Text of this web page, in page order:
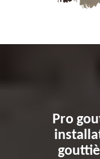
Pro